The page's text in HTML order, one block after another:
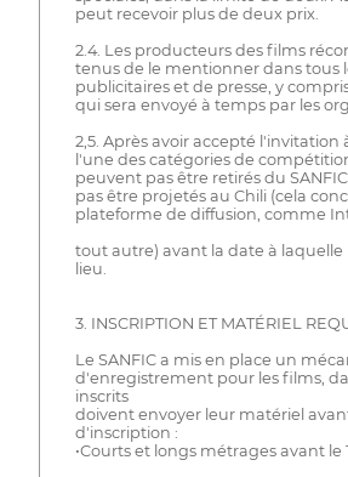
peut recevoir plus de deux prix.
2.4. Les producteurs des films
tenus de le mentionner dans tous
publicitaires et de presse, y
qui sera envoyé à temps par les
2,5. Après avoir accepté l'invitation
l'une des catégories de
peuvent pas être retirés du
pas être projetés au Chili (cela
plateforme de diffusion, comme
tout autre) avant la date à laquelle
lieu.
3. INSCRIPTION ET MATÉRIEL
Le SANFIC a mis en place un
d'enregistrement pour les films,
inscrits
doivent envoyer leur matériel
d'inscription :
•Courts et longs métrages avant le